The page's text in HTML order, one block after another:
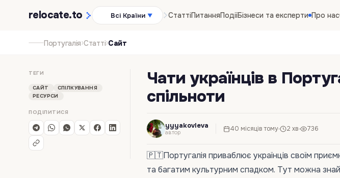
relocate.to Всі Країни ▼ СтаттіПитанняПодіїБізнеси та експерти Про нас
Португалія›Статті›Сайт
ТЕГИ
САЙТ
СПІЛКУВАННЯ
РЕСУРСИ
ПОДІЛИТИСЯ
Чати українців в
спільноти
yyyakovleva
автор 40 місяців тому 2 хв 736
🇵🇹Португалія приваблює українців своїм
та багатим культурним спадком. Тут можна